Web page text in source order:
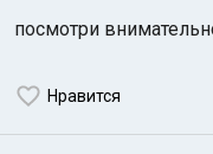
посмотри
Нравится